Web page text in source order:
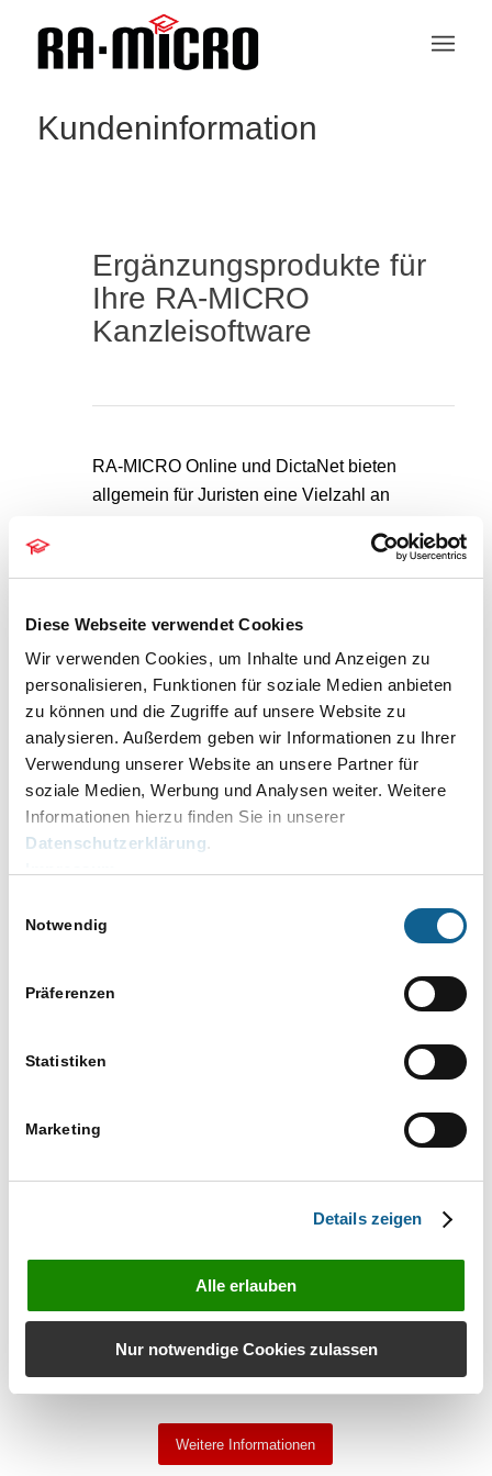
Diese Webseite verwendet Cookies
Wir verwenden Cookies, um Inhalte und Anzeigen zu
personalisieren, Funktionen für soziale Medien anbieten
zu können und die Zugriffe auf unsere Website zu
analysieren. Außerdem geben wir Informationen zu Ihrer
Verwendung unserer Website an unsere Partner für
soziale Medien, Werbung und Analysen weiter. Weitere
Informationen hierzu finden Sie in unserer
Datenschutzerklärung.
Notwendig
Präferenzen
Statistiken
Marketing
Details zeigen
Alle erlauben
Nur notwendige Cookies zulassen
Kundeninformation
Ergänzungsprodukte für
Ihre RA-MICRO
Kanzleisoftware
RA-MICRO Online und DictaNet bieten
allgemein für Juristen eine Vielzahl an
Spracherkennung reichen. Diese sind in der
Kanzleisoftware verzahnt und somit primär zu
empfehlen.
Informieren Sie sich gerne, wie Sie mit RA-
MICRO Online und DictaNet Produkten den
Nutzen und die Produktivität der RA-MICRO
Kanzleisoftware erhöhen und Kosten sparen
können.
Weitere Informationen